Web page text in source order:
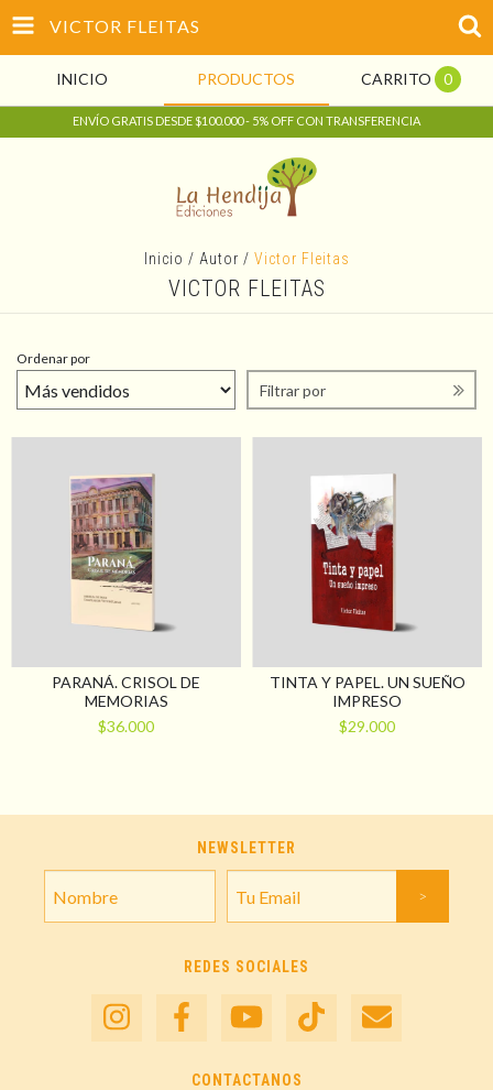
VICTOR FLEITAS
INICIO PRODUCTOS CARRITO 0
ENVÍO GRATIS DESDE $100.000 - 5% OFF CON TRANSFERENCIA
Inicio / Autor / Victor Fleitas
VICTOR FLEITAS
Ordenar por
Filtrar por
PARANÁ. CRISOL DE
MEMORIAS
$36.000
TINTA Y PAPEL. UN SUEÑO
IMPRESO
$29.000
NEWSLETTER
REDES SOCIALES
CONTACTANOS